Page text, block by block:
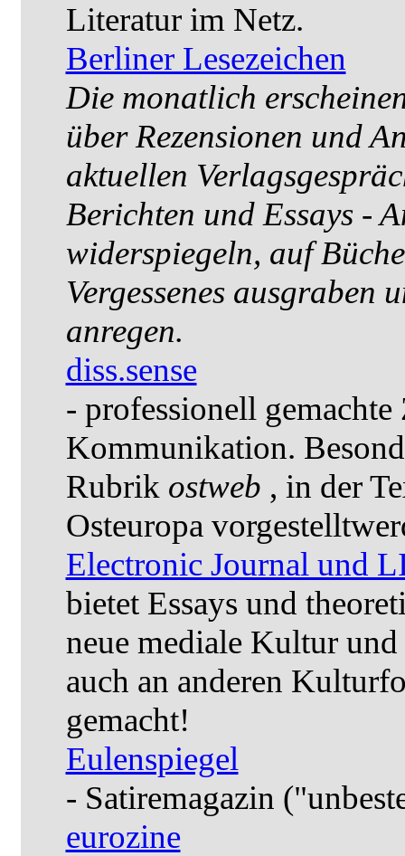
Literatur im Netz.
Berliner Lesezeichen
Die monatlich
über Rezensionen und
aktuellen
Berichten und Essays -
widerspiegeln, auf
Vergessenes ausgraben
anregen.
diss.sense
- professionell
Kommunikation.
Rubrik ostweb , in der
Osteuropa
Electronic Journal und
bietet Essays und
neue mediale Kultur
auch an anderen
gemacht!
Eulenspiegel
- Satiremagazin
eurozine